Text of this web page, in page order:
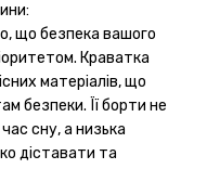
що безпека вашого
Краватка
матеріалів, що
безпеки. Її борти не
сну, а низька
діставати та